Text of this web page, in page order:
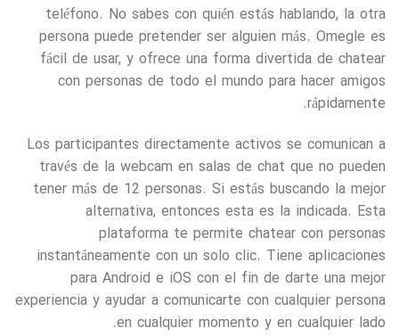
teléfono. No sabes con quién estás hablando, la otra
persona puede pretender ser alguien más. Omegle es
fácil de usar, y ofrece una forma divertida de chatear
con personas de todo el mundo para hacer amigos
rápidamente.
Los participantes directamente activos se comunican a
través de la webcam en salas de chat que no pueden
tener más de 12 personas. Si estás buscando la mejor
alternativa, entonces esta es la indicada. Esta
plataforma te permite chatear con personas
instantáneamente con un solo clic. Tiene aplicaciones
para Android e iOS con el fin de darte una mejor
experiencia y ayudar a comunicarte con cualquier persona
en cualquier momento y en cualquier lado.